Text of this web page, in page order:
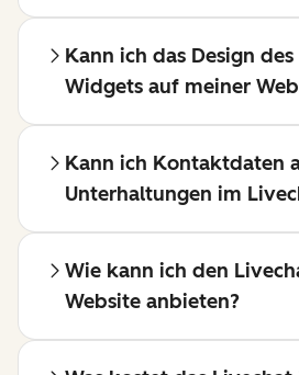
Kann ich das Design
Widgets auf meiner
Kann ich Kontaktdaten
Unterhaltungen im
Wie kann ich den
Website anbieten?